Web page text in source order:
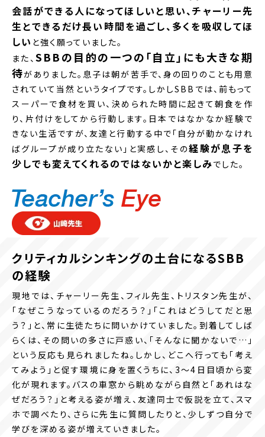
会話ができる人になってほしいと思い、チャーリー先
生とできるだけ長い時間を過ごし、多くを吸収してほ
しい と強く願っていました。
また、SBBの目的の一つの「自立」にも大きな期
待がありました。息子は朝が苦手で、身の回りのことも用意
されていて当然というタイプです。しかしSBBでは、前もって
スーパーで食材を買い、決められた時間に起きて朝食を作
り、片付けをしてから行動します。日本ではなかなか経験で
きない生活ですが、友達と行動する中で「自分が動かなけれ
ばグループが成り立たない」と実感し、その経験が息子を
少しでも変えてくれるのではないかと楽しみでした。
クリティカルシンキングの土台になるSBB
の経験
現地では、チャーリー先生、フィル先生、トリスタン先生が、
「なぜこうなっているのだろう？」「これはどうしてだと思
う？」と、常に生徒たちに問いかけていました。到着してしば
らくは、その問いの多さに戸惑い、「そんなに聞かないで…」
という反応も見られましたね。しかし、どこへ行っても「考え
てみよう」と促す環境に身を置くうちに、3～4日目頃から変
化が現れます。バスの車窓から眺めながら自然と「あれはな
ぜだろう？」と考える姿が増え、友達同士で仮説を立て、スマ
ホで調べたり、さらに先生に質問したりと、少しずつ自分で
学びを深める姿が増えていきました。